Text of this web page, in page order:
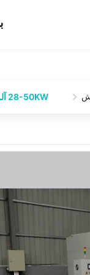
28-50KW آلة طلاء بخاخ الإضاءة Tec مع نظام ناقل